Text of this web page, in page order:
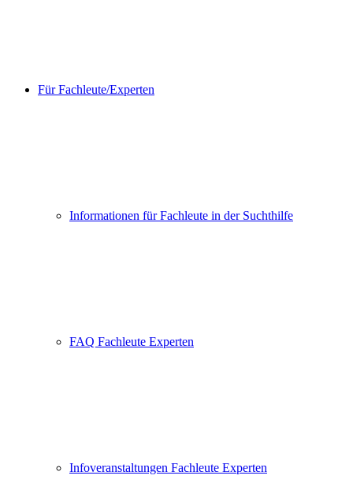
Für Fachleute/Experten
Informationen für Fachleute in der Suchthilfe
FAQ Fachleute Experten
Infoveranstaltungen Fachleute Experten